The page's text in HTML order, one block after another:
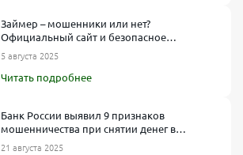
Займер – мошенники или нет?
Официальный сайт и безопасное
оформление займа
5 августа 2025
Читать подробнее
Банк России выявил 9 признаков
мошенничества при снятии денег в
банкоматах
21 августа 2025